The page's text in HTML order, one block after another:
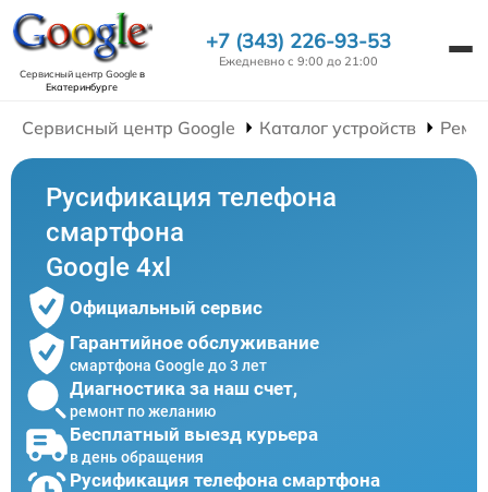
Сервисный центр Googleв
Екатеринбурге
+7 (343) 226-93-53
Ежедневно с 9:00 до 21:00
Сервисный центр Google Каталог устройств
Русификация телефона
смартфона
Google 4xl
Официальный сервис
Гарантийное обслуживание
смартфона Google до 3 лет
Диагностика за наш счет,
ремонт по желанию
Бесплатный выезд курьера
в день обращения
Русификация телефона смартфона